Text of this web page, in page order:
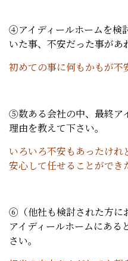
④アイディールホームを検
いた事、不安だった事があ
初めての事に何もかもが不
⑤数ある会社の中、最終ア
理由を教えて下さい。
いろいろ不安もあったけ
安心して任せることができ
⑥（他社も検討された方に
アイディールホームにあ
さい。